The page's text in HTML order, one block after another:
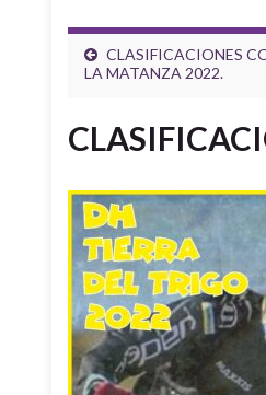
CLASIFICACIONES
LA MATANZA 2022.